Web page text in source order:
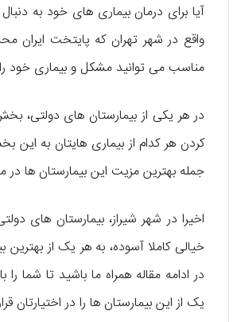
آیا برای درمان بیماری های خود به
واقع در شهر تهران که پایتخت ایران
مناسب می توانید مشکل و بیماری خود
در هر یکی از بیمارستان های دولتی،
کردن هر کدام از بیماری هایتان به
جمله بهترین مزیت این بیمارستان ها
اخیرا در شهر شیراز، بیمارستان های
خیالی کاملا آسوده، به هر یک از بهترین
یک از این بیمارستان ها را در